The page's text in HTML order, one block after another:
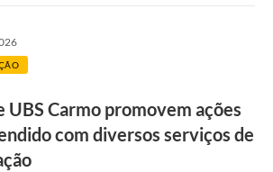
UBS Carmo promovem ações
com diversos serviços de